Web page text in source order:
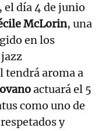
, el día 4 de junio
McLorin, una
en los
tendrá aroma a
actuará el 5
como uno de
y